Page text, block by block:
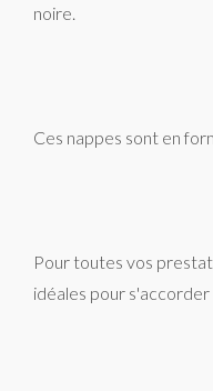
noire.
Ces nappes sont en
Pour toutes vos
idéales pour